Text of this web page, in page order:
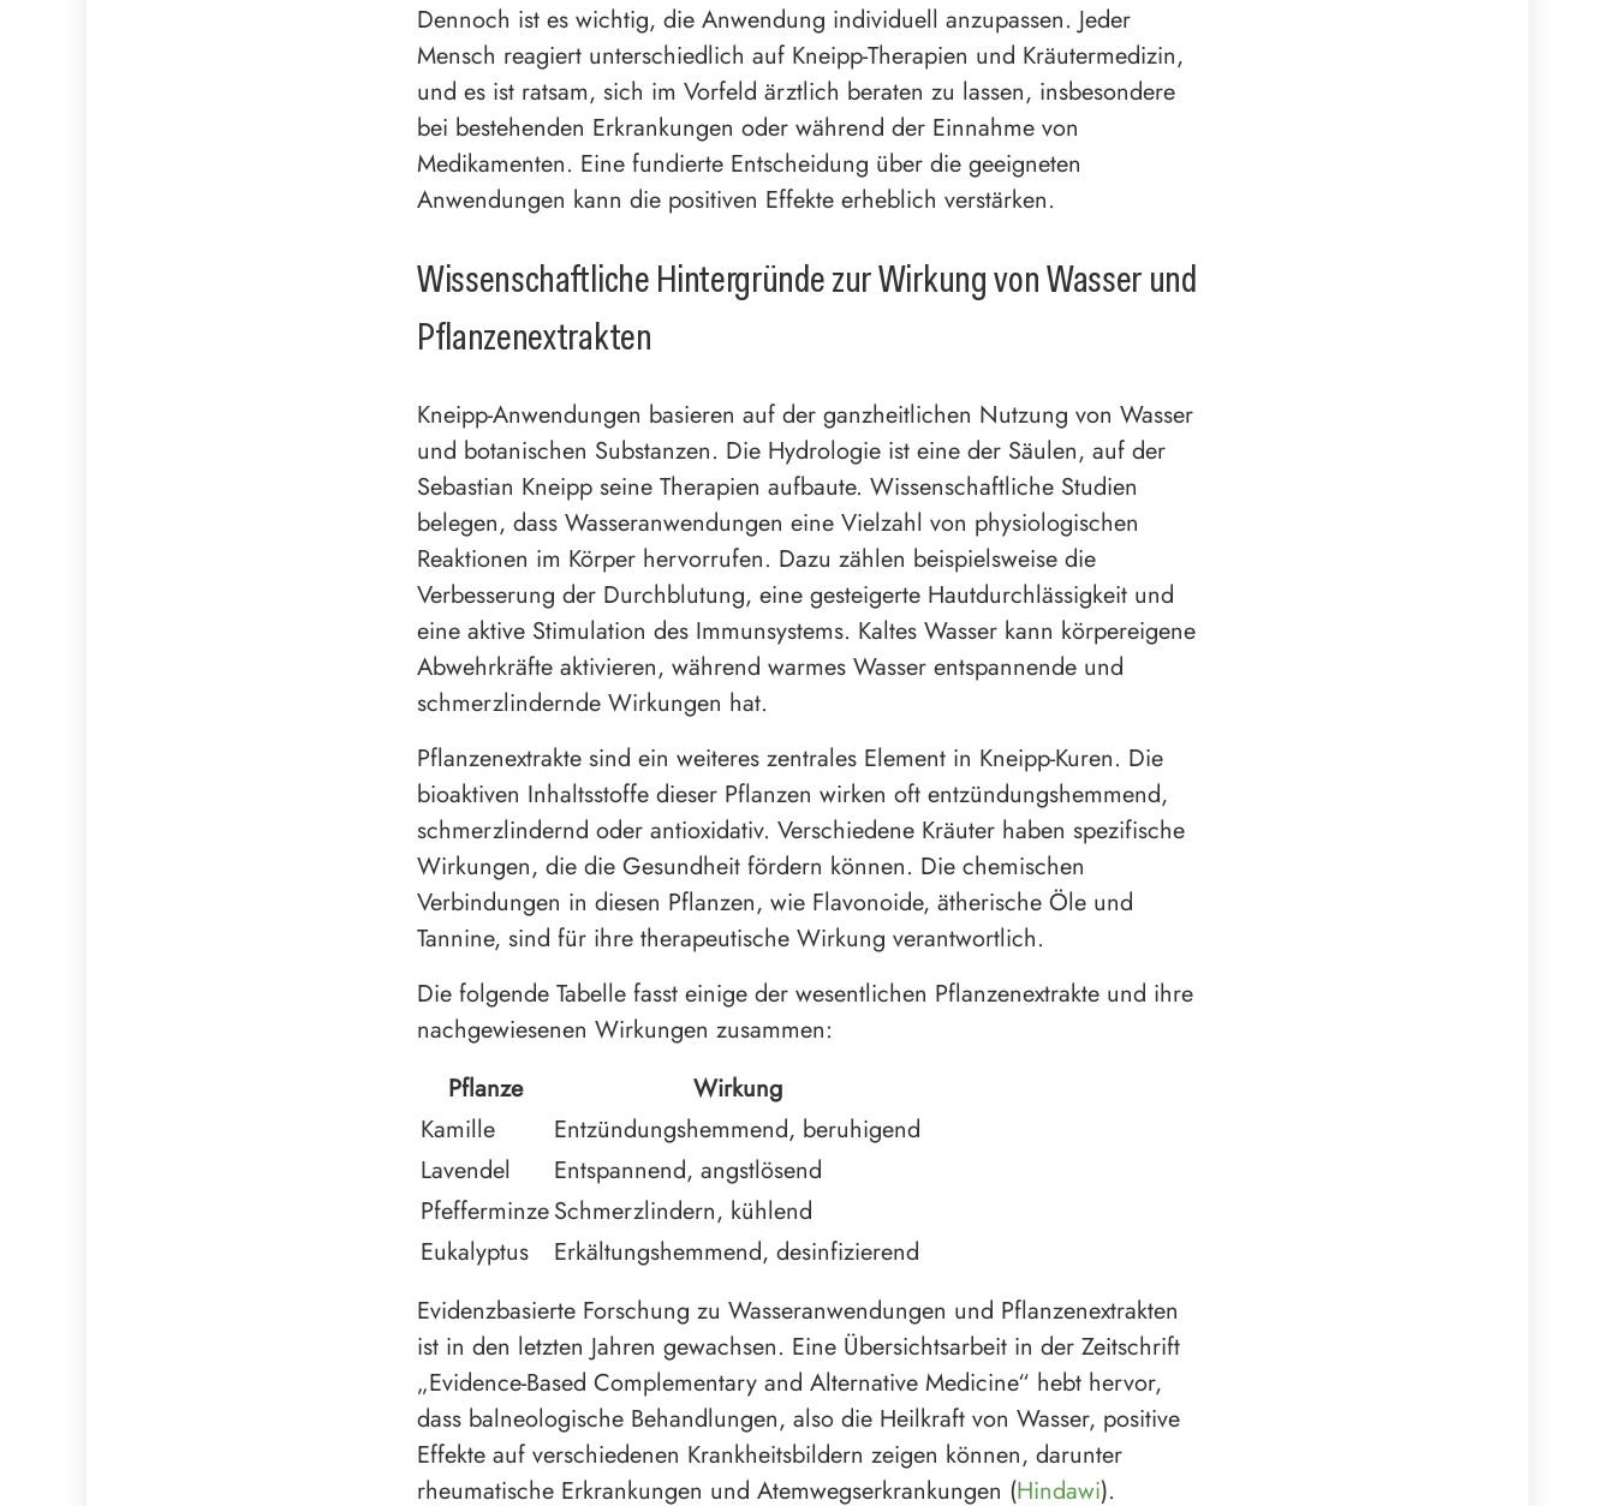
Dennoch ist es wichtig, die Anwendung individuell anzupassen. Jeder
Mensch reagiert unterschiedlich auf Kneipp-Therapien und Kräutermedizin,
und es ist ratsam, sich im Vorfeld ärztlich beraten zu lassen, insbesondere
bei bestehenden Erkrankungen oder während der Einnahme von
Medikamenten. Eine fundierte Entscheidung über die geeigneten
Anwendungen kann die positiven Effekte erheblich verstärken.
Wissenschaftliche Hintergründe zur Wirkung von Wasser und
Pflanzenextrakten
Kneipp-Anwendungen basieren auf der ganzheitlichen Nutzung von Wasser
und botanischen Substanzen. Die Hydrologie ist eine der Säulen, auf der
Sebastian Kneipp seine Therapien aufbaute. Wissenschaftliche Studien
belegen, dass Wasseranwendungen eine Vielzahl von physiologischen
Reaktionen im Körper hervorrufen. Dazu zählen beispielsweise die
Verbesserung der Durchblutung, eine gesteigerte Hautdurchlässigkeit und
eine aktive Stimulation des Immunsystems. Kaltes Wasser kann körpereigene
Abwehrkräfte aktivieren, während warmes Wasser entspannende und
schmerzlindernde Wirkungen hat.
Pflanzenextrakte sind ein weiteres zentrales Element in Kneipp-Kuren. Die
bioaktiven Inhaltsstoffe dieser Pflanzen wirken oft entzündungshemmend,
schmerzlindernd oder antioxidativ. Verschiedene Kräuter haben spezifische
Wirkungen, die die Gesundheit fördern können. Die chemischen
Verbindungen in diesen Pflanzen, wie Flavonoide, ätherische Öle und
Tannine, sind für ihre therapeutische Wirkung verantwortlich.
Die folgende Tabelle fasst einige der wesentlichen Pflanzenextrakte und ihre
nachgewiesenen Wirkungen zusammen:
Pflanze
Wirkung
Kamille
Entzündungshemmend, beruhigend
Lavendel
Entspannend, angstlösend
PfefferminzeSchmerzlindern, kühlend
Eukalyptus
Erkältungshemmend, desinfizierend
Evidenzbasierte Forschung zu Wasseranwendungen und Pflanzenextrakten
ist in den letzten Jahren gewachsen. Eine Übersichtsarbeit in der Zeitschrift
„Evidence-Based Complementary and Alternative Medicine“ hebt hervor,
dass balneologische Behandlungen, also die Heilkraft von Wasser, positive
Effekte auf verschiedenen Krankheitsbildern zeigen können, darunter
rheumatische Erkrankungen und Atemwegserkrankungen (Hindawi).